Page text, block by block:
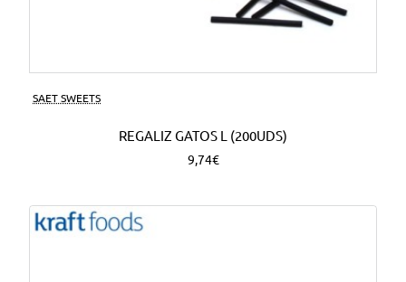
SAET SWEETS
REGALIZ GATOS L (200UDS)
9,74€